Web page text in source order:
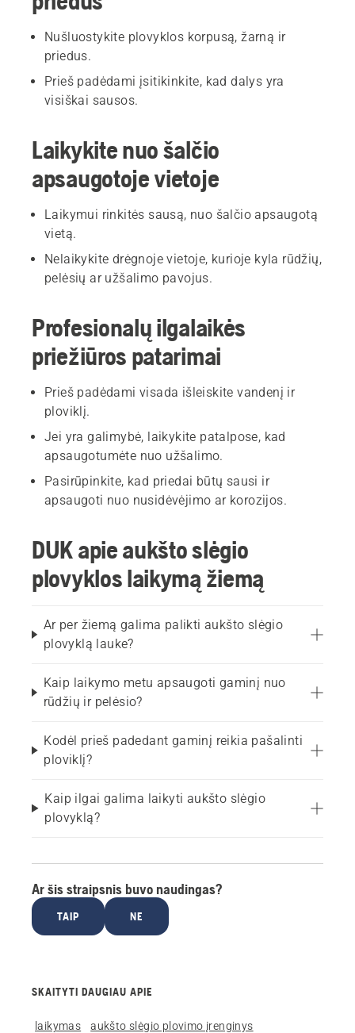
Nušluostykite plovyklos korpusą, žarną ir
priedus.
Prieš padėdami įsitikinkite, kad dalys yra
visiškai sausos.
Laikykite nuo šalčio
apsaugotoje vietoje
Laikymui rinkitės sausą, nuo šalčio apsaugotą
vietą.
Nelaikykite drėgnoje vietoje, kurioje kyla rūdžių,
pelėsių ar užšalimo pavojus.
Profesionalų ilgalaikės
priežiūros patarimai
Prieš padėdami visada išleiskite vandenį ir
ploviklį.
Jei yra galimybė, laikykite patalpose, kad
apsaugotumėte nuo užšalimo.
Pasirūpinkite, kad priedai būtų sausi ir
apsaugoti nuo nusidėvėjimo ar korozijos.
DUK apie aukšto slėgio
plovyklos laikymą žiemą
Ar per žiemą galima palikti aukšto slėgio
plovyklą lauke?
Kaip laikymo metu apsaugoti gaminį nuo
rūdžių ir pelėsio?
Kodėl prieš padedant gaminį reikia pašalinti
ploviklį?
Kaip ilgai galima laikyti aukšto slėgio
plovyklą?
Ar šis straipsnis buvo naudingas?
TAIP NE
SKAITYTI DAUGIAU APIE
laikymas aukšto slėgio plovimo įrenginys